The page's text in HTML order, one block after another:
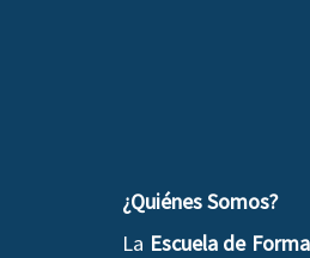
¿Quiénes Somos?
La Escuela de